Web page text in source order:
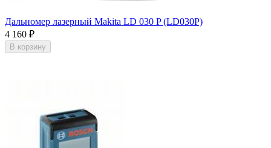
Дальномер лазерный Makita LD 030 P (LD030P)
4 160 ₽
В корзину